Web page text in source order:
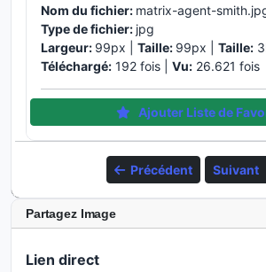
Nom du fichier: matrix-agent-
Type de fichier: jpg
Largeur: 99px | Taille: 99px | Taille:
Téléchargé: 192 fois | Vu: 26.621 fois
Ajouter Liste de
Précédent Suivant
Partagez Image
Lien direct